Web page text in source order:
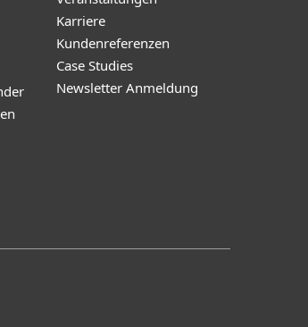
Karriere
Kundenreferenzen
Case Studies
Newsletter Anmeldung